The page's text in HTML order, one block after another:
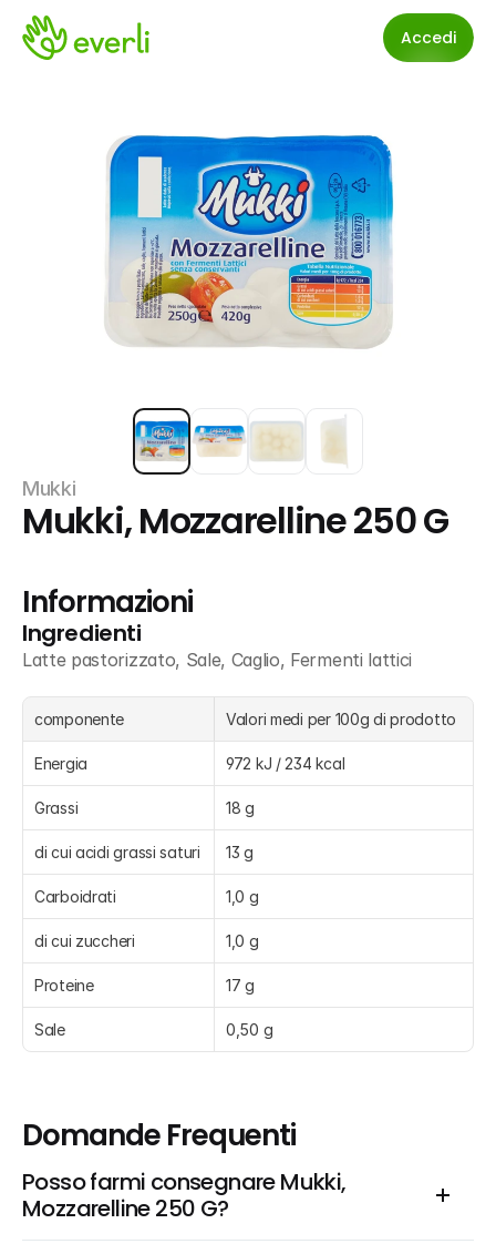
Accedi
Mukki
Mukki, Mozzarelline 250 G
Informazioni
Ingredienti
Latte pastorizzato, Sale, Caglio, Fermenti lattici
componente Valori medi per 100g di prodotto
Energia 972 kJ / 234 kcal
Grassi 18 g
di cui acidi grassi saturi 13 g
Carboidrati 1,0 g
di cui zuccheri 1,0 g
Proteine 17 g
Sale 0,50 g
Domande Frequenti
Posso farmi consegnare Mukki,
Mozzarelline 250 G?